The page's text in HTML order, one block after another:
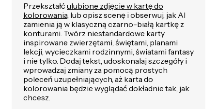
Przekształć ulubione zdjęcie w kartę do
kolorowania , lub opisz scenę i obserwuj, jak AI
zamienia ją w klasyczną czarno-białą kartkę z
konturami. Twórz niestandardowe karty
inspirowane zwierzętami, świętami, planami
lekcji, wycieczkami rodzinnymi, światami fantasy
i nie tylko. Dodaj tekst, udoskonalaj szczegóły i
wprowadzaj zmiany za pomocą prostych
poleceń uzupełniających, aż karta do
kolorowania będzie wyglądać dokładnie tak, jak
chcesz.